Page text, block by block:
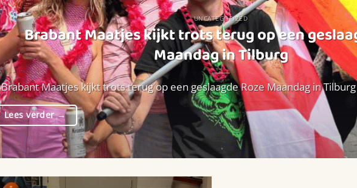
UNCATEGORIZED
Brabant Maatjes kijkt trots terug op een
Maandag in Tilburg
Brabant Maatjes kijkt trots terug op een geslaagde Roze Maandag in
Lees verder→